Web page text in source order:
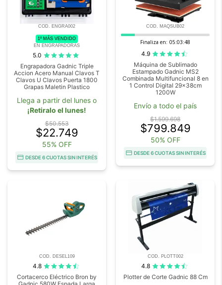
COD. ENGRA002
1º MÁS VENDIDO
EN ENGRAPADORAS
5.0
Engrapadora Gadnic Triple
Accion Acero Manual Clavos T
Clavos U Clavos Puerta 1800
Grapas Maletin Plastico
Llega a partir del lunes o
¡Retiralo el lunes!
$50.553
$22.749
55% OFF
DESDE 6 CUOTAS SIN INTERÉS
COD. MAQSUB02
Finaliza en: 05:03:46
4.9
Máquina de Sublimado
Estampado Gadnic MS2
Combinada Multifuncional 8 en
1 Control Digital 29x38cm
1200W
Envío a todo el país
$1.599.698
$799.849
50% OFF
DESDE 6 CUOTAS SIN INTERÉS
COD. DESEL109
4.8
Cortacerco Eléctrico Bron by
COD. PLOTT002
4.8
Plotter de Corte Gadnic 88 Cm